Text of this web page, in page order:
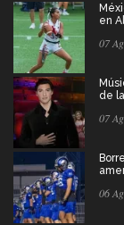
en
07
de
07
06